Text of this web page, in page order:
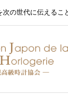
の世代に伝える